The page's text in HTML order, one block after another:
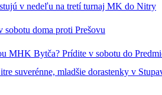
v nedeľu na tretí turnaj MK do Nitry
doma proti Prešovu
MHK Bytča? Prídite v sobotu do
suverénne, mladšie dorastenky v